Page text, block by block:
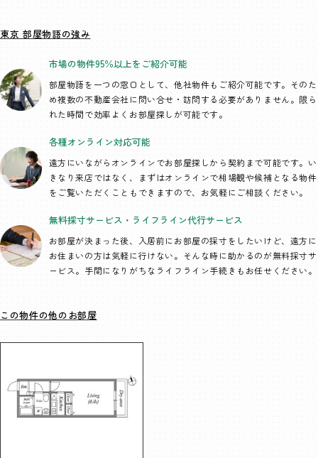
東京 部屋物語の強み
市場の物件95％以上を ご紹介可能
部屋物語を一つの窓口として、他社物件もご紹介可能です。そのた
め複数の不動産会社に問い合せ・訪問する必要がありません。限ら
れた時間で効率よくお部屋探しが可能です。
各種オンライン対応可能
遠方にいながらオンラインでお部屋探しから契約まで可能です。い
きなり来店ではなく、まずはオンラインで相場観や候補となる物件
をご覧いただくこともできますので、お気軽にご相談ください。
無料採寸サービス・ ライフライン代行サービス
お部屋が決まった後、入居前にお部屋の採寸をしたいけど、遠方に
お住まいの方は気軽に行けない。そんな時に助かるのが無料採寸サ
ービス。手間になりがちなライフライン手続きもお任せください。
この物件の他のお部屋